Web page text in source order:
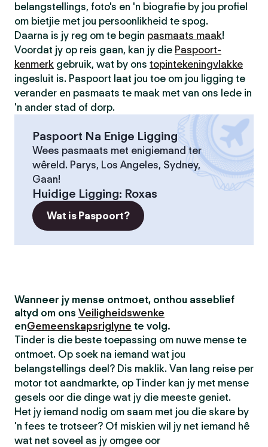
belangstellings, foto's en 'n biografie by jou profiel
om bietjie met jou persoonlikheid te spog.
Daarna is jy reg om te begin pasmaats maak!
Voordat jy op reis gaan, kan jy die Paspoort-
kenmerk gebruik, wat by ons topintekeningvlakke
ingesluit is. Paspoort laat jou toe om jou ligging te
verander en pasmaats te maak met van ons lede in
'n ander stad of dorp.
Paspoort Na Enige Ligging
Wees pasmaats met enigiemand ter
wêreld. Parys, Los Angeles, Sydney,
Gaan!
Huidige Ligging: Roxas
Wat is Paspoort?
Wanneer jy mense ontmoet, onthou asseblief
altyd om ons Veiligheidswenke
enGemeenskapsriglyne te volg.
Tinder is die beste toepassing om nuwe mense te
ontmoet. Op soek na iemand wat jou
belangstellings deel? Dis maklik. Van lang reise per
motor tot aandmarkte, op Tinder kan jy met mense
gesels oor die dinge wat jy die meeste geniet.
Het jy iemand nodig om saam met jou die skare by
'n fees te trotseer? Of miskien wil jy net iemand hê
wat net soveel as jy omgee oor